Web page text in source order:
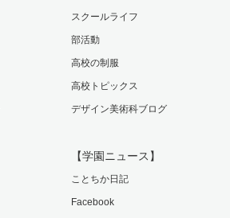
スクールライフ
部活動
高校の制服
高校トピックス
デザイン美術科ブログ
【学園ニュース】
ことちか日記
Facebook